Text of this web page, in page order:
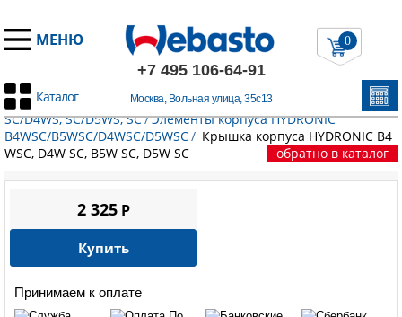
МЕНЮ
+7 495 106-64-91
Москва, Вольная улица, 35с13
Каталог
0
Главная /Запчасти Эберспехер/ HYDRONIC B4WS, SC/B5WS,
SC/D4WS, SC/D5WS, SC/Элементы корпуса HYDRONIC
B4WSC/B5WSC/D4WSC/D5WSC/ Крышка корпуса HYDRONIC B4
WSC, D4W SC, B5W SC, D5W SC
обратно в каталог
Принимаем к оплате
2 325P
Купить